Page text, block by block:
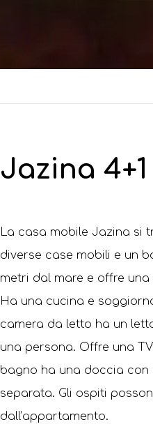
Jazina 4+1
La casa mobile Jazina si
diverse case mobili e un
metri dal mare e offre
Ha una cucina e
camera da letto ha un
una persona. Offre una
bagno ha una doccia con
separata. Gli ospiti
dall’appartamento.